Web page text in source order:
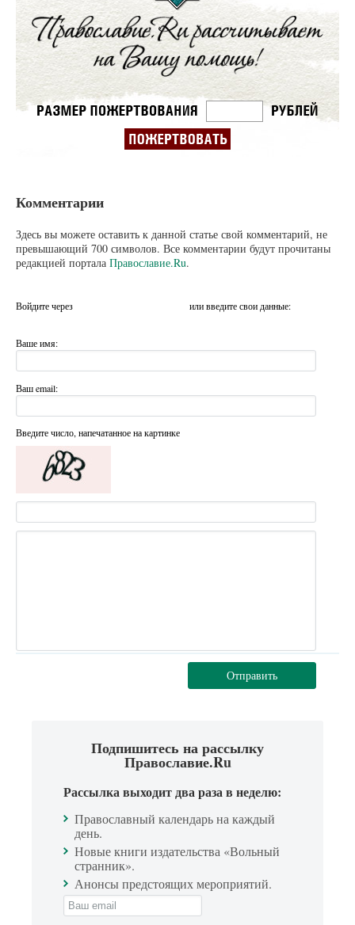
Комментарии
Здесь вы можете оставить к данной статье свой комментарий, не
превышающий 700 символов. Все комментарии будут прочитаны
редакцией портала Православие.Ru.
Войдите через или введите свои данные:
Ваше имя:
Ваш email:
Введите число, напечатанное на картинке
Отправить
Подпишитесь на рассылку
Православие.Ru
Рассылка выходит два раза в неделю:
Православный календарь на каждый
день.
Новые книги издательства «Вольный
странник».
Анонсы предстоящих мероприятий.